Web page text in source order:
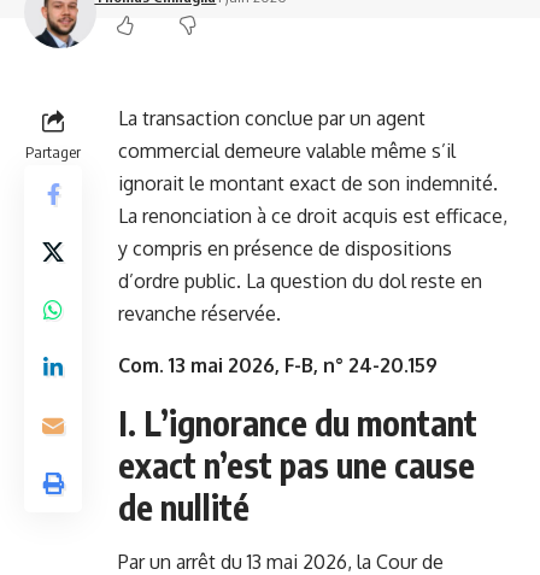
Partager
La transaction conclue par un agent
commercial demeure valable même s’il
ignorait le montant exact de son indemnité.
La renonciation à ce droit acquis est efficace,
y compris en présence de dispositions
d’ordre public. La question du dol reste en
revanche réservée.
Com. 13 mai 2026, F-B, n° 24-20.159
I. L’ignorance du montant
exact n’est pas une cause
de nullité
Par un arrêt du 13 mai 2026, la Cour de